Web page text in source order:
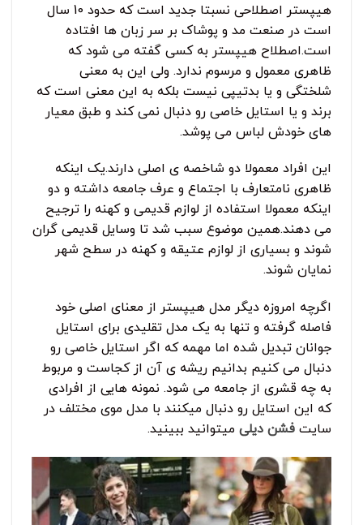
هیپستر اصطلاحی نسبتا جدید است که حدود 10 سال
است در صنعت مد و پوشاک بر سر زبان ها افتاده
است.اصطلاح هیپستر به کسی گفته می شود که
ظاهری معمول و مرسوم ندارد. ولی این به معنی
شلختگی و یا بدتیپی نیست بلکه به این معنی است که
برند و یا استایل خاصی رو دنبال نمی کند و طبق معیار
های خودش لباس می پوشد.
این افراد معمولا دو شاخصه ی اصلی دارند.یک اینکه
ظاهری نامتعارف با اجتماع و عرف جامعه داشته و دو
اینکه معمولا استفاده از لوازم قدیمی و کهنه را ترجیح
می دهند.همین موضوع سبب شد تا وسایل قدیمی گران
شوند و بسیاری از لوازم عتیقه و کهنه در سطح شهر
نمایان شوند.
اگرچه امروزه دیگر مدل هیپستر از معنای اصلی خود
فاصله گرفته و تنها به یک مدل تقلیدی برای استایل
جوانان تبدیل شده اما مهمه که اگر استایل خاصی رو
دنبال می کنیم بدانیم ریشه ی آن از کجاست و مربوط
به چه قشری از جامعه می شود. نمونه هایی از افرادی
که این استایل رو دنبال میکنند با مدل موی مختلف در
سایت فشن دیلی میتوانید ببینید.